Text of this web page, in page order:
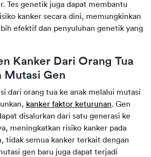
Tes genetik juga dapat membantu
kanker secara dini, memungkinkan
efektif dan penyuluhan genetik yang
Kanker Dari Orang Tua
Mutasi Gen
dari orang tua ke anak melalui mutasi
kanker faktor keturunan. Gen
disalurkan dari satu generasi ke
meningkatkan risiko kanker pada
tidak semua kanker terkait dengan
gen baru juga dapat terjadi